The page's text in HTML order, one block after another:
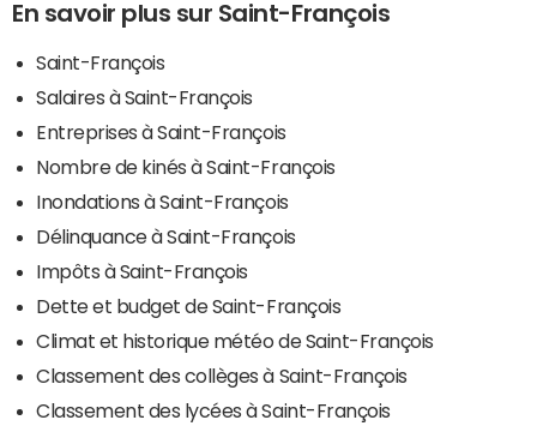
En savoir plus sur Saint-François
Saint-François
Salaires à Saint-François
Entreprises à Saint-François
Nombre de kinés à Saint-François
Inondations à Saint-François
Délinquance à Saint-François
Impôts à Saint-François
Dette et budget de Saint-François
Climat et historique météo de Saint-François
Classement des collèges à Saint-François
Classement des lycées à Saint-François